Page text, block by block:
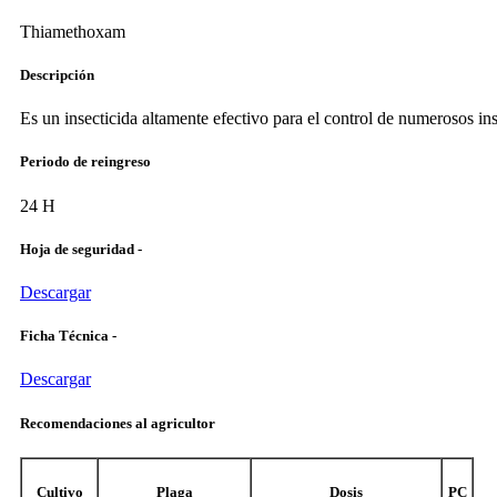
Thiamethoxam
Descripción
Es un insecticida altamente efectivo para el control de numerosos
Periodo de reingreso
24 H
Hoja de seguridad -
Descargar
Ficha Técnica -
Descargar
Recomendaciones al agricultor
Cultivo Plaga Dosis PC